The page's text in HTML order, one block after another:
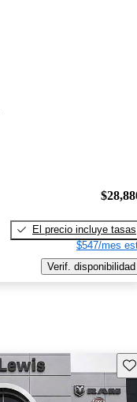
El precio incluye tasas
$547/mes
Verif. disponibilidad